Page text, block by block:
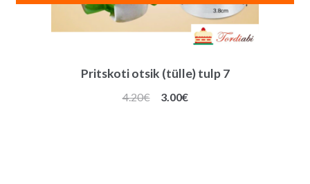
Pritskoti otsik (tülle) tulp 7
4.20€
Algne
3.00€Praegune